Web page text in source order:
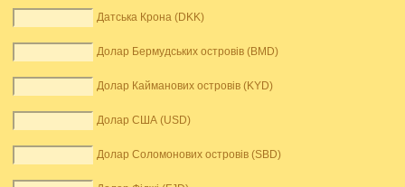
Датська Крона (DKK)
Долар Бермудських островів (BMD)
Долар Кайманових островів (KYD)
Долар США (USD)
Долар Соломонових островів (SBD)